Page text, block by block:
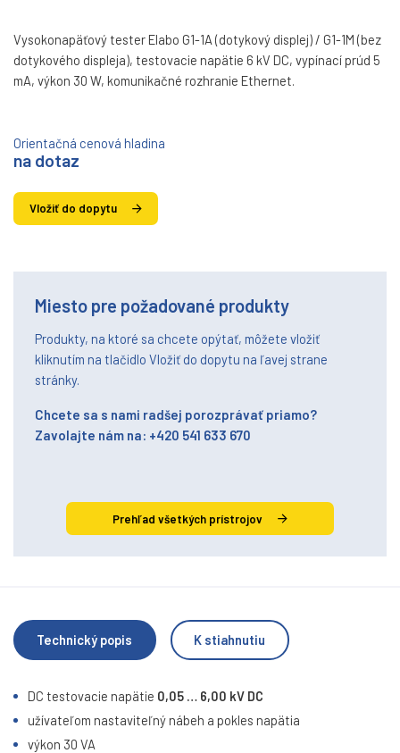
Vysokonapäťový tester Elabo G1-1A (dotykový displej) / G1-1M (bez
dotykového displeja), testovacie napätie 6 kV DC, vypínací prúd 5
mA, výkon 30 W, komunikačné rozhranie Ethernet.
Orientačná cenová hladina
na dotaz
Vložiť do dopytu
Miesto pre požadované produkty
Produkty, na ktoré sa chcete opýtať, môžete vložiť
kliknutím na tlačidlo Vložiť do dopytu na ľavej strane
stránky.
Chcete sa s nami radšej porozprávať priamo?
Zavolajte nám na: +420 541 633 670
Prehľad všetkých prístrojov
Technický popis K stiahnutiu
DC testovacie napätie 0,05 … 6,00 kV DC
užívateľom nastaviteľný nábeh a pokles napätia
výkon 30 VA